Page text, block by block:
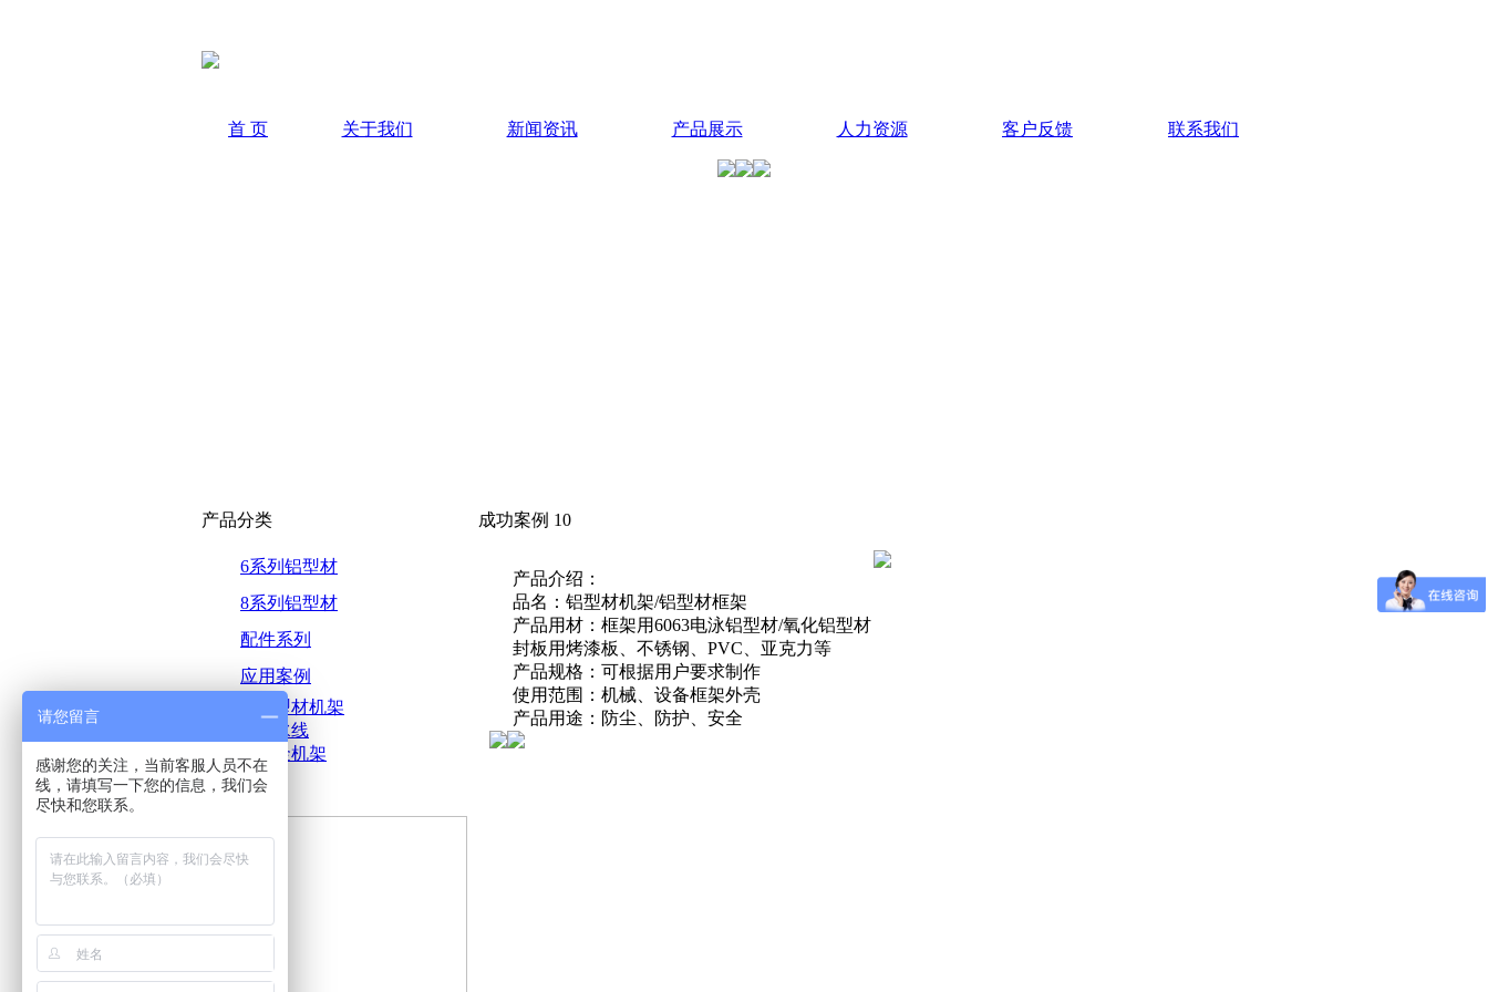
首 页 关于我们 新闻资讯 产品展示 人力资源 客户反馈 联系我们
产品分类
6系列铝型材
8系列铝型材
配件系列
应用案例
铝型材机架
流水线
钣金机架
成功案例 10
产品介绍：
品名：铝型材机架/铝型材框架
产品用材：框架用6063电泳铝型材/氧化铝型材
封板用烤漆板、不锈钢、PVC、亚克力等
产品规格：可根据用户要求制作
使用范围：机械、设备框架外壳
产品用途：防尘、防护、安全
请您留言
感谢您的关注，当前客服人员不在
线，请填写一下您的信息，我们会
尽快和您联系。